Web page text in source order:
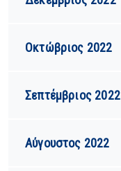
Οκτώβριος 2022
Σεπτέμβριος 2022
Αύγουστος 2022